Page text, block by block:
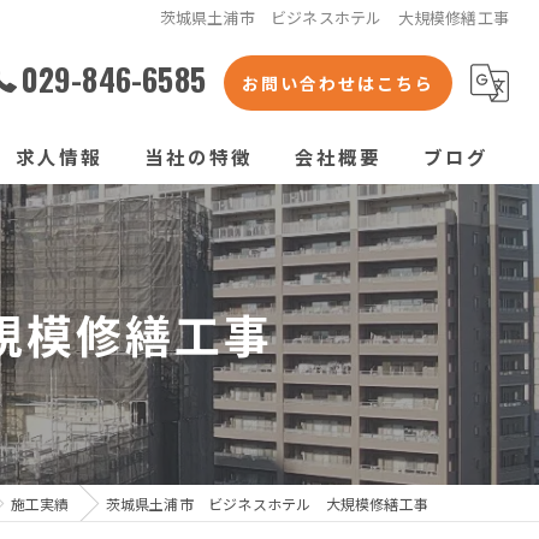
茨城県土浦市 ビジネスホテル 大規模修繕工事
029-846-6585 お問い合わせはこちら
求人情報 当社の特徴
くさび式足場
枠組足場
次世代足場
橋梁足場
仮囲い
会社概要 ブログ
コラム
修繕工事
施工実績 茨城県土浦市 ビジネスホテル 大規模修繕工事